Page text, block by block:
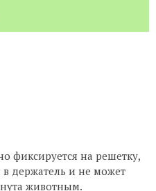
фиксируется на решетку,
в держатель и не может
животным.